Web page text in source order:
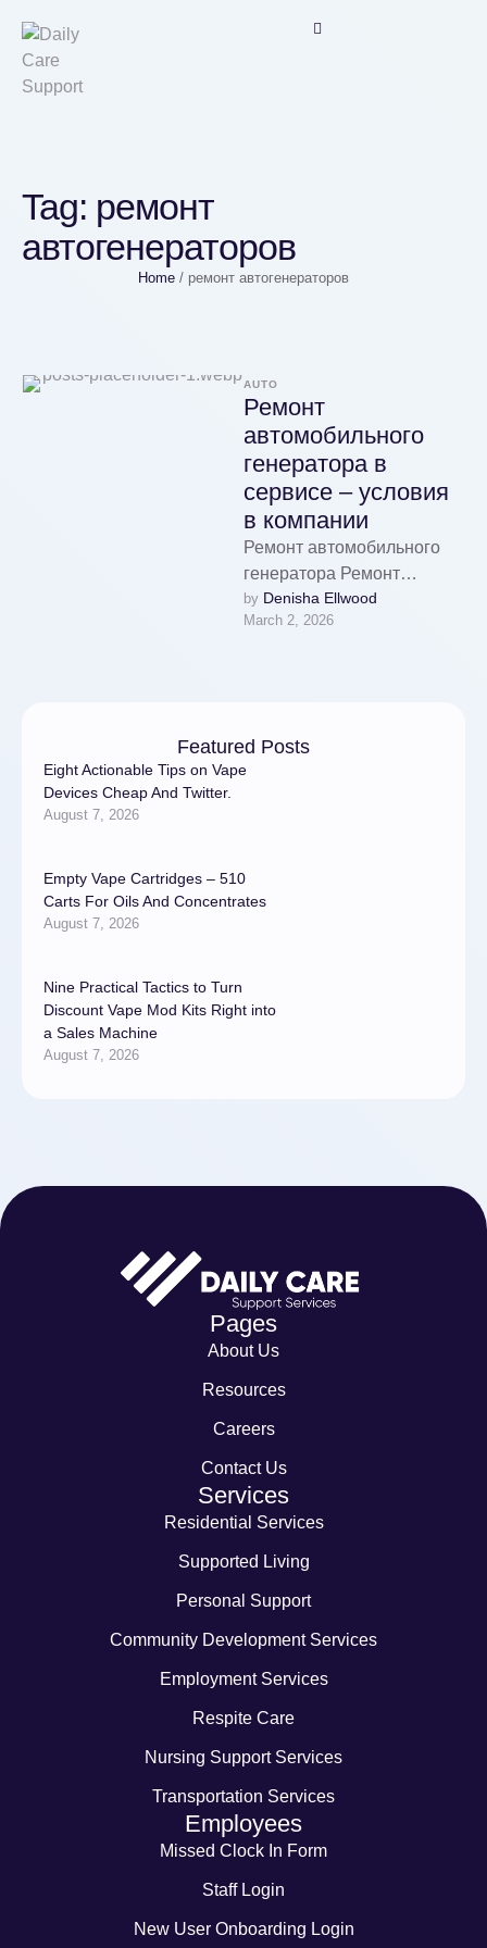
Tag: ремонт
автогенераторов
Home / ремонт автогенераторов
AUTO
Ремонт
автомобильного
генератора в
сервисе – условия
в компании
Ремонт автомобильного
генератора Ремонт
автомобильного
генератора по требованию
появлении …
by Denisha Ellwood
March 2, 2026
Featured Posts
Eight Actionable Tips on Vape
Devices Cheap And Twitter.
August 7, 2026
Empty Vape Cartridges – 510
Carts For Oils And Concentrates
August 7, 2026
Nine Practical Tactics to Turn
Discount Vape Mod Kits Right into
a Sales Machine
August 7, 2026
Pages
About Us
Resources
Careers
Contact Us
Services
Residential Services
Supported Living
Personal Support
Community Development Services
Employment Services
Respite Care
Nursing Support Services
Transportation Services
Employees
Missed Clock In Form
Staff Login
New User Onboarding Login